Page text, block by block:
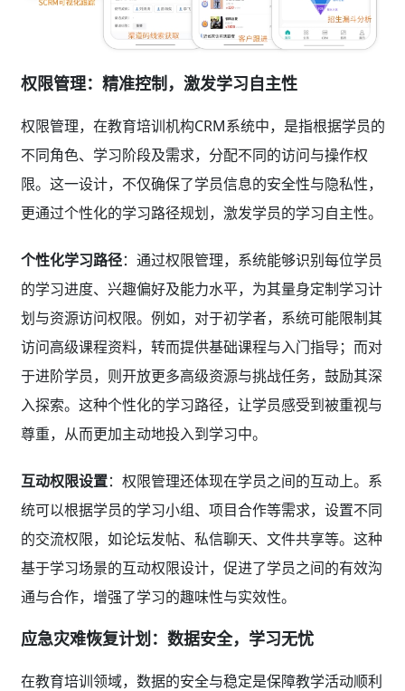
权限管理：精准控制，激发学习自主性
权限管理，在教育培训机构CRM系统中，是指根据学员的
不同角色、学习阶段及需求，分配不同的访问与操作权
限。这一设计，不仅确保了学员信息的安全性与隐私性，
更通过个性化的学习路径规划，激发学员的学习自主性。
个性化学习路径：通过权限管理，系统能够识别每位学员
的学习进度、兴趣偏好及能力水平，为其量身定制学习计
划与资源访问权限。例如，对于初学者，系统可能限制其
访问高级课程资料，转而提供基础课程与入门指导；而对
于进阶学员，则开放更多高级资源与挑战任务，鼓励其深
入探索。这种个性化的学习路径，让学员感受到被重视与
尊重，从而更加主动地投入到学习中。
互动权限设置：权限管理还体现在学员之间的互动上。系
统可以根据学员的学习小组、项目合作等需求，设置不同
的交流权限，如论坛发帖、私信聊天、文件共享等。这种
基于学习场景的互动权限设计，促进了学员之间的有效沟
通与合作，增强了学习的趣味性与实效性。
应急灾难恢复计划：数据安全，学习无忧
在教育培训领域，数据的安全与稳定是保障教学活动顺利